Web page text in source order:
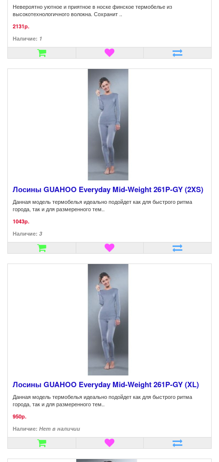
Невероятно уютное и приятное в носке финское термобелье из
высокотехнологичного волокна. Сохранит ..
2131р.
Наличие: 1
Лосины GUAHOO Everyday Mid-Weight 261P-GY (2XS)
Данная модель термобелья идеально подойдет как для быстрого ритма
города, так и для размеренного тем..
1043р.
Наличие: 3
Лосины GUAHOO Everyday Mid-Weight 261P-GY (XL)
Данная модель термобелья идеально подойдет как для быстрого ритма
города, так и для размеренного тем..
950р.
Наличие: Нет в наличии